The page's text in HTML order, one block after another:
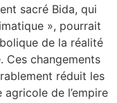
sacré Bida, qui
», pourrait
de la réalité
Ces changements
réduit les
de l’empire